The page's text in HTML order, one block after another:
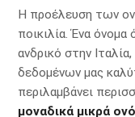
Η προέλευση των
ποικιλία. Ένα
ανδρικό στην
δεδομένων μας
περιλαμβάνει
μοναδικά μικρά